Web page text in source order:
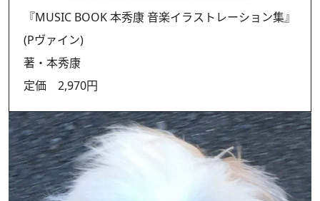
『MUSIC BOOK 本秀康 音楽イラストレーション集』
(Pヴァイン)
著・本秀康
定価 2,970円